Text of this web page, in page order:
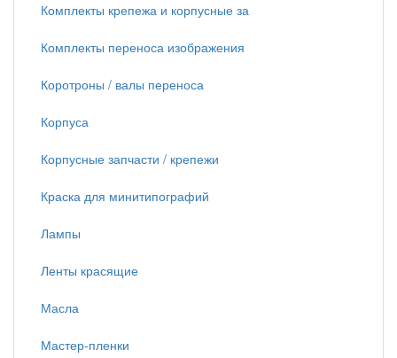
Комплекты крепежа и корпусные за
Комплекты переноса изображения
Коротроны / валы переноса
Корпуса
Корпусные запчасти / крепежи
Краска для минитипографий
Лампы
Ленты красящие
Масла
Мастер-пленки